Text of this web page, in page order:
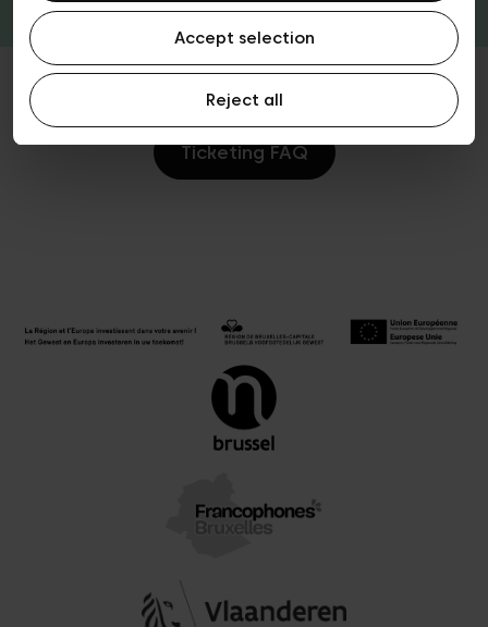
Accept selection
Reject all
Ticketing FAQ